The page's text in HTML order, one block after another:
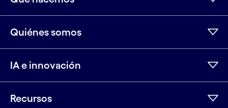
Quiénes somos
IA e innovación
Recursos